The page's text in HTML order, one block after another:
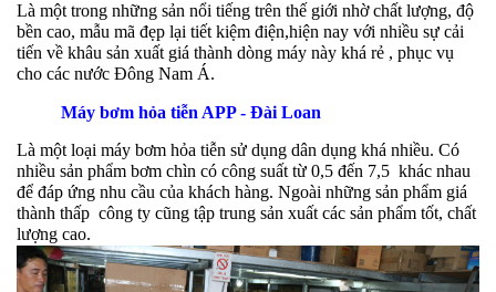
Là một trong những sản nổi tiếng trên thế giới nhờ chất lượng, độ
bền cao, mẫu mã đẹp lại tiết kiệm điện,hiện nay với nhiều sự cải
tiến về khâu sản xuất giá thành dòng máy này khá rẻ , phục vụ
cho các nước Đông Nam Á.
Máy bơm hỏa tiễn APP - Đài Loan
Là một loại máy bơm hỏa tiễn sử dụng dân dụng khá nhiều. Có
nhiều sản phẩm bơm chìn có công suất từ 0,5 đến 7,5 khác nhau
để đáp ứng nhu cầu của khách hàng. Ngoài những sản phẩm giá
thành thấp công ty cũng tập trung sản xuất các sản phẩm tốt, chất
lượng cao.